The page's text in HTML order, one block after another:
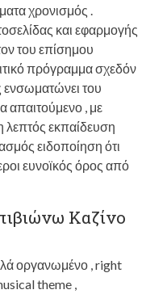
χρονισμός .
και εφαρμογής
του επίσημου
πρόγραμμα σχεδόν
ενσωματώνει του
απαιτούμενο , με
εκπαίδευση
ειδοποίηση ότι
ευνοϊκός όρος από
Καζίνο
οργανωμένο , right
theme ,